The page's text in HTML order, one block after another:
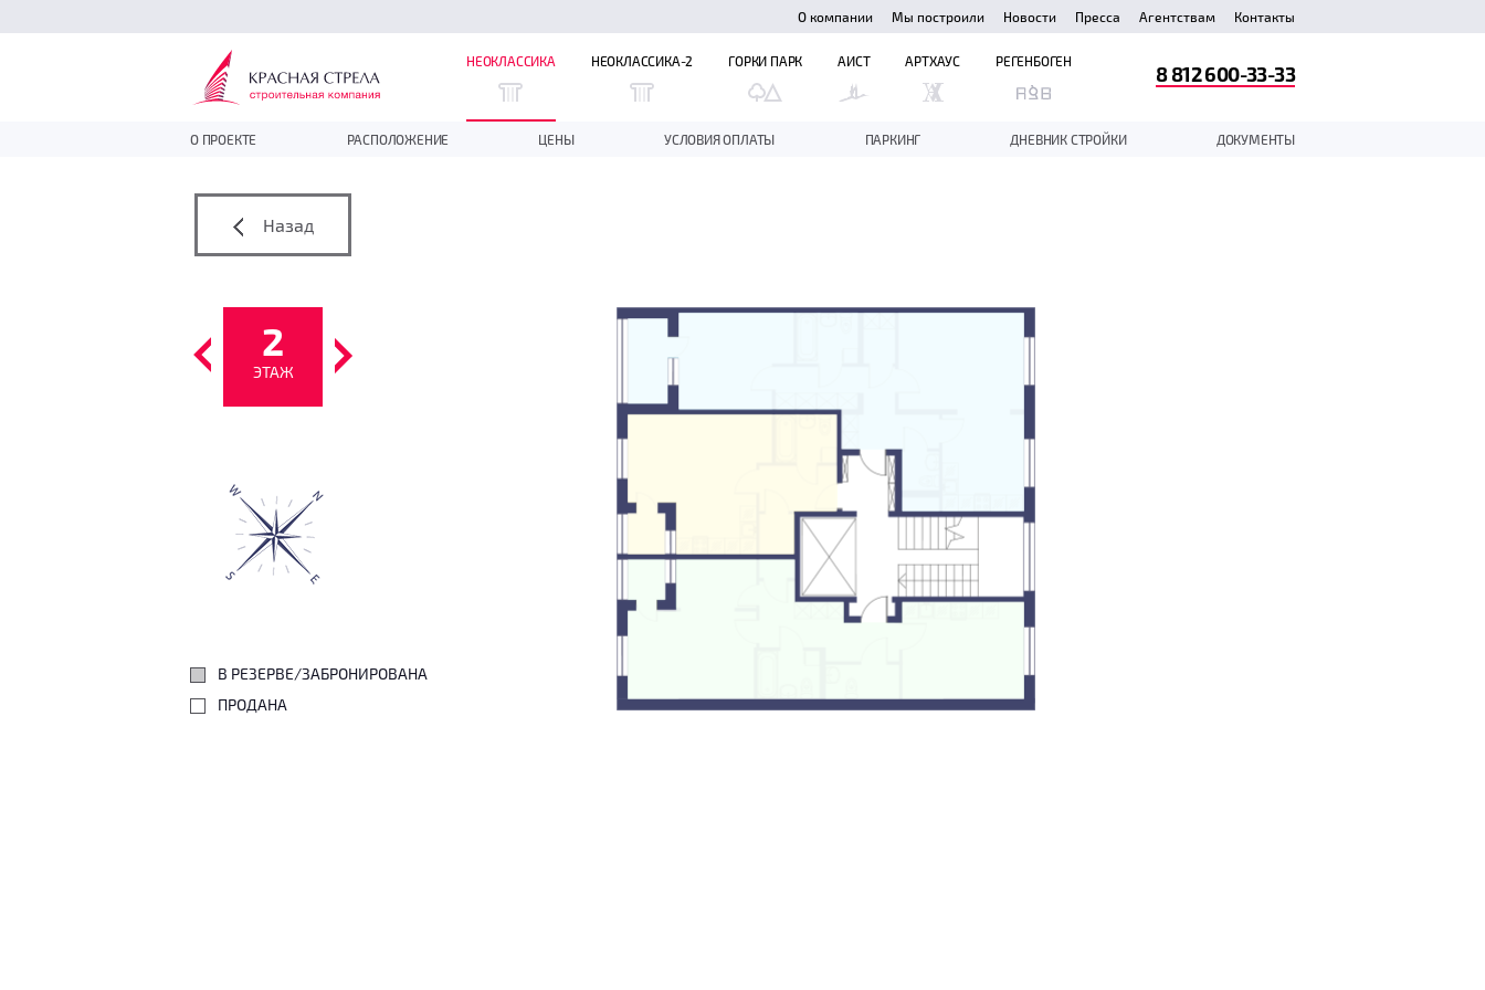
О компании Мы построили Новости Пресса Агентствам Контакты
НЕОКЛАССИКА
О ПРОЕКТЕ РАСПОЛОЖЕНИЕ ЦЕНЫ УСЛОВИЯ ОПЛАТЫ ПАРКИНГ ДНЕВНИК СТРОЙКИ ДОКУМЕНТЫ
НЕОКЛАССИКА-2 ГОРКИ ПАРК АИСТ АРТХАУС РЕГЕНБОГЕН
8 812 600-33-33
Назад
2
ЭТАЖ
В РЕЗЕРВЕ/ЗАБРОНИРОВАНА
ПРОДАНА